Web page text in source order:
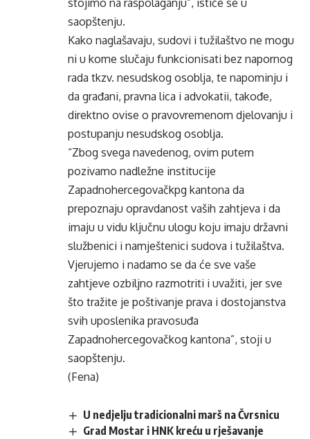
stojimo na raspolaganju”, ističe se u
saopštenju.
Kako naglašavaju, sudovi i tužilaštvo ne mogu
ni u kome slučaju funkcionisati bez napornog
rada tkzv. nesudskog osoblja, te napominju i
da građani, pravna lica i advokatii, takođe,
direktno ovise o pravovremenom djelovanju i
postupanju nesudskog osoblja.
“Zbog svega navedenog, ovim putem
pozivamo nadležne institucije
Zapadnohercegovačkpg kantona da
prepoznaju opravdanost vaših zahtjeva i da
imaju u vidu ključnu ulogu koju imaju državni
službenici i namještenici sudova i tužilaštva.
Vjerujemo i nadamo se da će sve vaše
zahtjeve ozbiljno razmotriti i uvažiti, jer sve
što tražite je poštivanje prava i dostojanstva
svih uposlenika pravosuđa
Zapadnohercegovačkog kantona”, stoji u
saopštenju.
(Fena)
U nedjelju tradicionalni marš na Čvrsnicu
Grad Mostar i HNK kreću u rješavanje